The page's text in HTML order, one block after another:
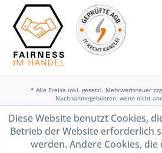
* Alle Preise inkl. gesetzl. Mehrwertsteuer
Nachnahmegebühren, wenn nicht
Widerruf
Gestaltung, Shop-Setup, Management & Hosting
Shopware
Diese Website benutzt Cookies,
Betrieb der Website erforderlich
werden. Andere Cookies,